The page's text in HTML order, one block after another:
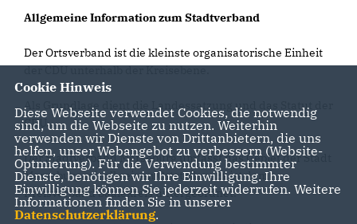
Allgemeine Information zum Stadtverband
Der Ortsverband ist die kleinste organisatorische Einheit
der CDU unterhalb der Kreisebene.
Als Grundlage dient die Landessatzung und das Statut der
CDU.
Der Stadtverband Merseburg umfasst das Gebiet der Stadt
Merseburg mit all seinen Ortsteilen. Er ist dem
Kreisverband Saalekreis untergeordnet.
Cookie Hinweis
Diese Webseite verwendet Cookies, die notwendig
sind, um die Webseite zu nutzen. Weiterhin
verwenden wir Dienste von Drittanbietern, die uns
helfen, unser Webangebot zu verbessern (Website-
Optmierung). Für die Verwendung bestimmter
Dienste, benötigen wir Ihre Einwilligung. Ihre
Einwilligung können Sie jederzeit widerrufen. Weitere
Informationen finden Sie in unserer
Datenschutzerklärung.